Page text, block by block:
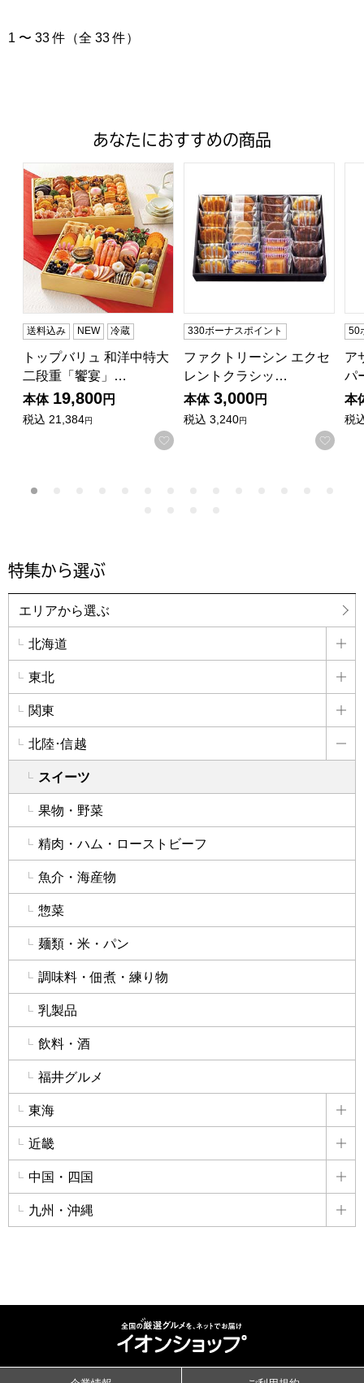
1 〜 33 件（全 33 件）
あなたにおすすめの商品
トップバリュ 和洋中特大二段重「饗宴」(きょうえん)【4
送料込み NEW 冷蔵
トップバリュ 和洋中特大
二段重「饗宴」…
本体 19,800円
税込 21,384円
お気に入りに登録する
330ボーナスポイント
ファクトリーシン エクセ
レントクラシッ…
本体 3,000円
税込 3,240円
お気
50
ア
パ
本
税
特集から選ぶ
エリアから選ぶ
北海道
詳
東北
詳
関東
詳
北陸･信越
スイーツ
果物・野菜
精肉・ハム・ローストビーフ
魚介・海産物
惣菜
麺類・米・パン
調味料・佃煮・練り物
乳製品
飲料・酒
福井グルメ
東海
詳
近畿
詳
中国・四国
詳
九州・沖縄
詳